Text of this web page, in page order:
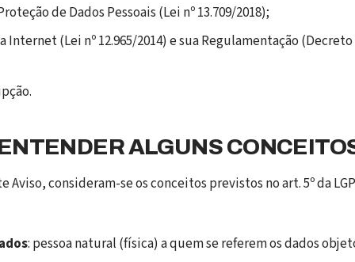
de Dados Pessoais (Lei nº 13.709/2018);
Internet (Lei nº 12.965/2014) e sua Regulamentação (Decreto
ALGUNS
Aviso, consideram-se os conceitos previstos no art. 5º da
: pessoa natural (física) a quem se referem os dados